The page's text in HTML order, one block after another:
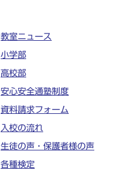
教室ニュース
小学部
高校部
安心安全通塾制度
資料請求フォーム
入校の流れ
生徒の声・保護者様の声
各種検定